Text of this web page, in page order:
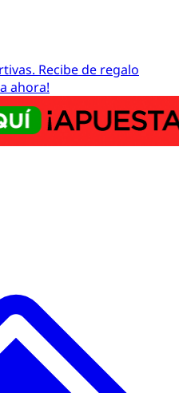
Recibe de regalo
ahora!